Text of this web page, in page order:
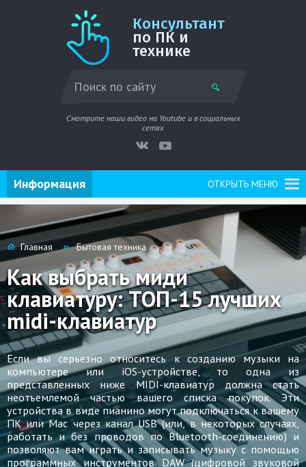
Консультант
по ПК и
технике
Смотрите наши видео на Youtube и в социальных
сетях
ОТКРЫТЬ МЕНЮ
Информация
Главная Бытовая техника
Как выбрать миди
клавиатуру: ТОП-15 лучших
midi-клавиатур
Если вы серьезно относитесь к созданию музыки на
компьютере или iOS-устройстве, то одна из
представленных ниже MIDI-клавиатур должна стать
неотъемлемой частью вашего списка покупок. Эти
устройства в виде пианино могут подключаться к вашему
ПК или Mac через канал USB (или, в некоторых случаях,
работать и без проводов по Bluetooth-соединению) и
позволяют вам играть и записывать музыку с помощью
программных инструментов DAW (цифровой звуковой